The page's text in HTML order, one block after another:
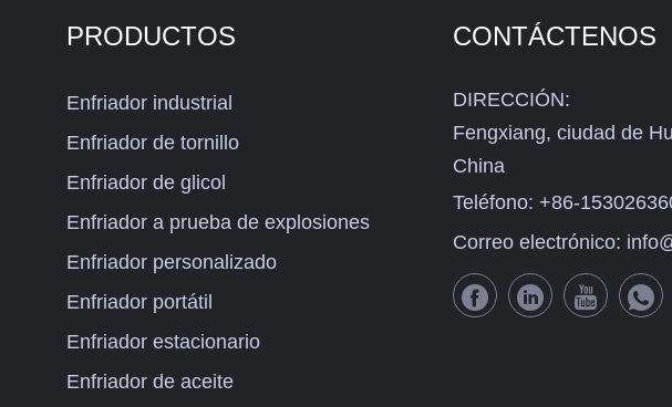
PRODUCTOS
Enfriador industrial
Enfriador de tornillo
Enfriador de glicol
Enfriador a prueba de explosiones
Enfriador personalizado
Enfriador portátil
Enfriador estacionario
Enfriador de aceite
CONTÁCTENOS
DIRECCIÓN:
Fengxiang, ciudad de
China
Teléfono: +86-
Correo electrónico: